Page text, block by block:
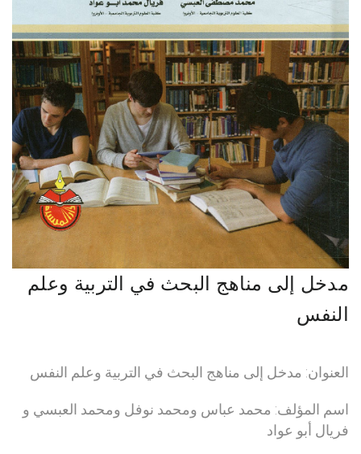
مدخل إلى مناهج البحث في التربية وعلم
النفس
العنوان: مدخل إلى مناهج البحث في التربية وعلم النفس
اسم المؤلف: محمد عباس ومحمد نوفل ومحمد العبسي و
فريال أبو عواد